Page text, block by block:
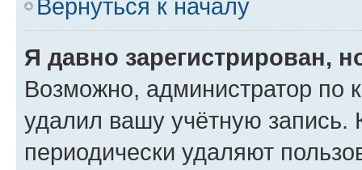
Вернуться к началу
Я давно зарегистрирован,
Возможно, администратор по
удалил вашу учётную запись.
периодически удаляют